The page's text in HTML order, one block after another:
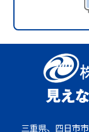
三重県、四日市